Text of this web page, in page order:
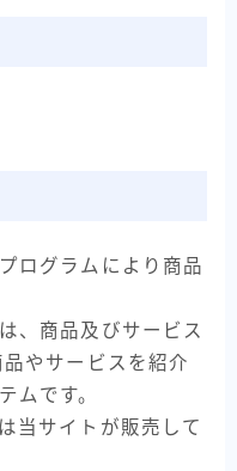
ログラムにより商品
、商品及びサービス
やサービスを紹介
ムです。
当サイトが販売して